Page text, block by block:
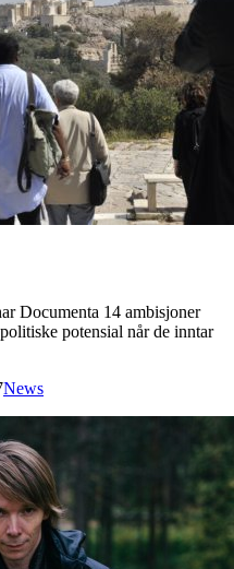
Documenta 14 ambisjoner
potensial når de inntar
News